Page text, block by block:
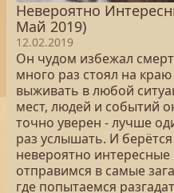
Невероятно
Май 2019)
12.02.2019
Он чудом избежал
много раз стоял на
выживать в любой
мест, людей и событий
точно уверен - лучше
раз услышать. И
невероятно
отправимся в самые
где попытаемся